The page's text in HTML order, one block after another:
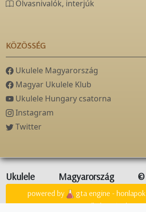
Olvasnivalók, interjúk
KÖZÖSSÉG
Ukulele Magyarország
Magyar Ukulele Klub
Ukulele Hungary csatorna
Instagram
Twitter
Ukulele Magyarország
powered by
gta engine -
alkalmazások